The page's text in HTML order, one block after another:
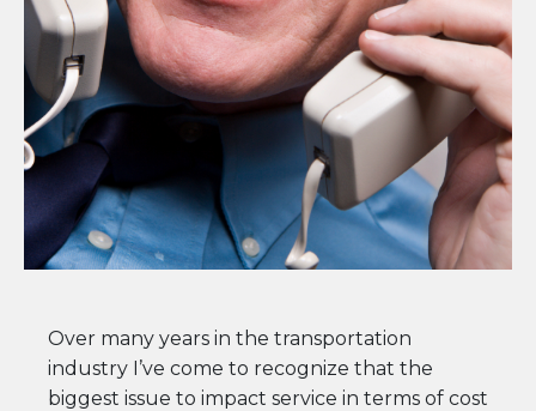
Over many years in the transportation
industry I’ve come to recognize that the
biggest issue to impact service in terms of cost